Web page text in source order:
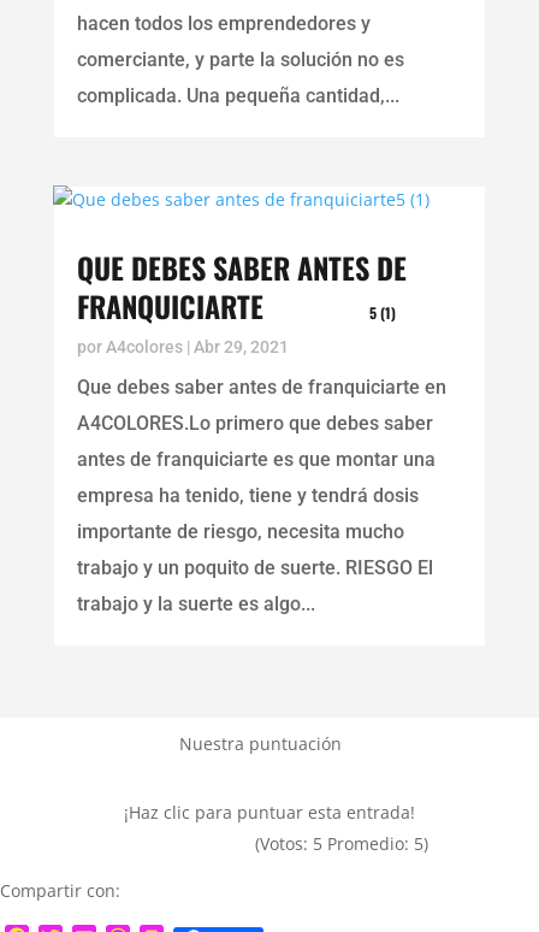
hacen todos los emprendedores y
comerciante, y parte la solución no es
complicada. Una pequeña cantidad,...
QUE DEBES SABER ANTES DE
FRANQUICIARTE
5 (1)
porA4colores| Abr 29, 2021
Que debes saber antes de franquiciarte en
A4COLORES.Lo primero que debes saber
antes de franquiciarte es que montar una
empresa ha tenido, tiene y tendrá dosis
importante de riesgo, necesita mucho
trabajo y un poquito de suerte. RIESGO El
trabajo y la suerte es algo...
Nuestra puntuación
¡Haz clic para puntuar esta entrada!
(Votos: 5 Promedio: 5)
Compartir con: